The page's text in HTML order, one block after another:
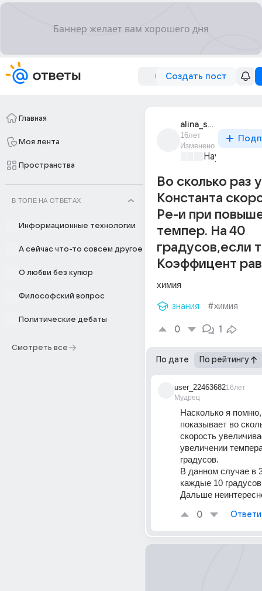
Создать пост
Главная
Моя лента
Пространства
В ТОПЕ НА ОТВЕТАХ
Информационные технологии
А сейчас что-то совсем другое
О любви без купюр
Философский вопрос
Политические дебаты
Смотреть все
alina_sheludko_1
16лет
Изменено
Наука
Во сколько раз
Константа
Ре-и при
темпер. На 40
градусов,если
Коэффицент
химия
знания #химия
0 1
По дате По рейтингу
user_22463682
Мудрец
16лет
Насколько я
показывает во
скорость
увеличении
градусов.
В данном случае в
каждые 10
Дальше
0